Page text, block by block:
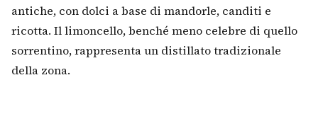
antiche, con dolci a base di mandorle, canditi e
ricotta. Il limoncello, benché meno celebre di quello
sorrentino, rappresenta un distillato tradizionale
della zona.